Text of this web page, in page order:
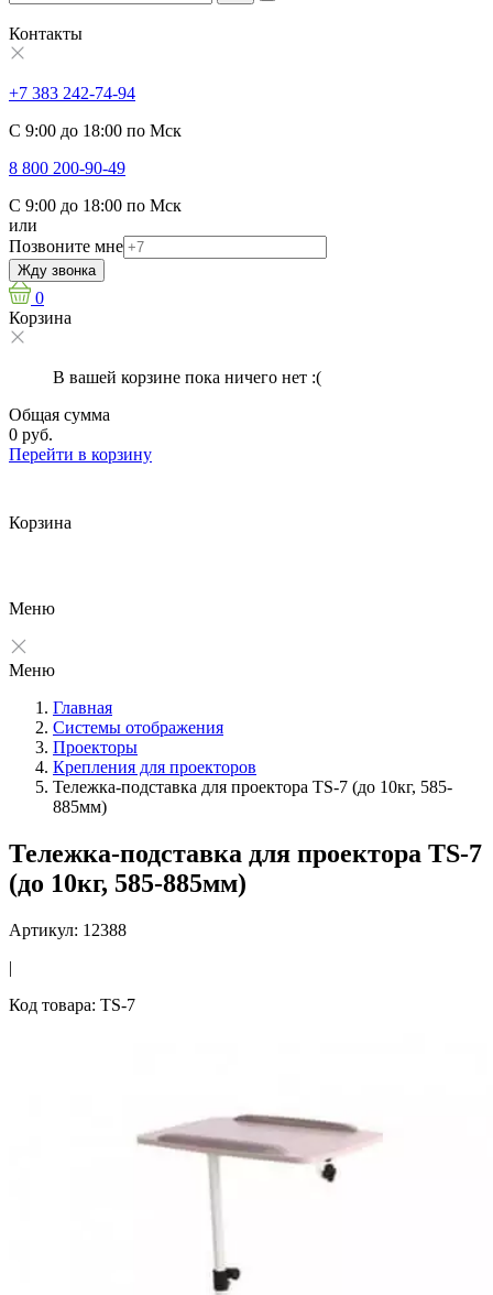
Контакты
+7 383 242-74-94
С 9:00 до 18:00 по Мск
8 800 200-90-49
С 9:00 до 18:00 по Мск
или
Позвоните мне
Жду звонка
0
Корзина
В вашей корзине пока ничего нет :(
Общая сумма
0 руб.
Перейти в корзину
Корзина
Меню
Меню
Главная
Системы отображения
Проекторы
Крепления для проекторов
Тележка-подставка для проектора TS-7 (до 10кг, 585-
885мм)
Тележка-подставка для проектора TS-7
(до 10кг, 585-885мм)
Артикул: 12388
|
Код товара: TS-7